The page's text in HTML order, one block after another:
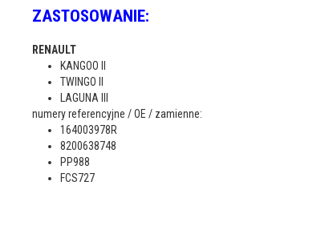
ZASTOSOWANIE:
RENAULT
KANGOO II
TWINGO II
LAGUNA III
numery referencyjne / OE / zamienne:
164003978R
8200638748
PP988
FCS727